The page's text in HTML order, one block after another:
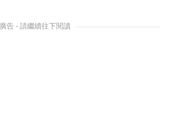
廣告 - 請繼續往下閱讀